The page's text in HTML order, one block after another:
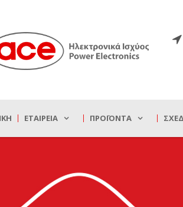
ΕΤΑΙΡΕΊΑ ΠΡΟΪΌΝΤΑ